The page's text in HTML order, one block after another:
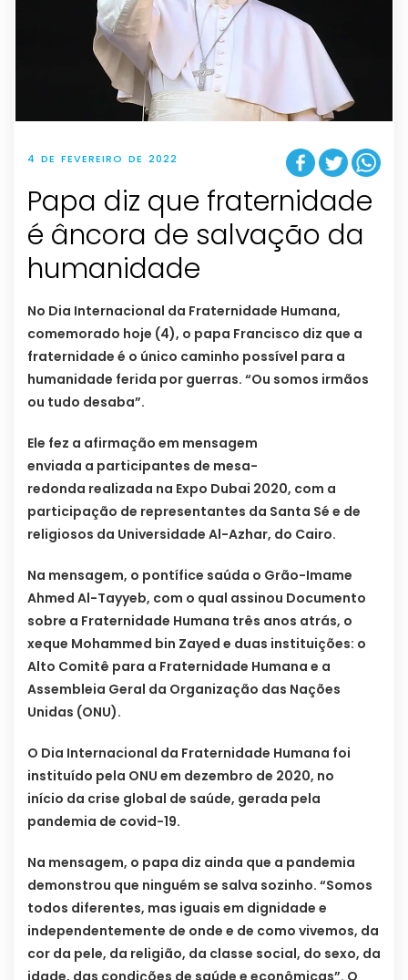
4 DE FEVEREIRO DE 2022
Papa diz que fraternidade
é âncora de salvação da
humanidade
No Dia Internacional da Fraternidade Humana,
comemorado hoje (4), o papa Francisco diz que a
fraternidade é o único caminho possível para a
humanidade ferida por guerras. “Ou somos irmãos
ou tudo desaba”.
Ele fez a afirmação em mensagem
enviada a participantes de mesa-
redonda realizada na Expo Dubai 2020, com a
participação de representantes da Santa Sé e de
religiosos da Universidade Al-Azhar, do Cairo.
Na mensagem, o pontífice saúda o Grão-Imame
Ahmed Al-Tayyeb, com o qual assinou Documento
sobre a Fraternidade Humana três anos atrás, o
xeque Mohammed bin Zayed e duas instituições: o
Alto Comitê para a Fraternidade Humana e a
Assembleia Geral da Organização das Nações
Unidas (ONU).
O Dia Internacional da Fraternidade Humana foi
instituído pela ONU em dezembro de 2020, no
início da crise global de saúde, gerada pela
pandemia de covid-19.
Na mensagem, o papa diz ainda que a pandemia
demonstrou que ninguém se salva sozinho. “Somos
todos diferentes, mas iguais em dignidade e
independentemente de onde e de como vivemos, da
cor da pele, da religião, da classe social, do sexo, da